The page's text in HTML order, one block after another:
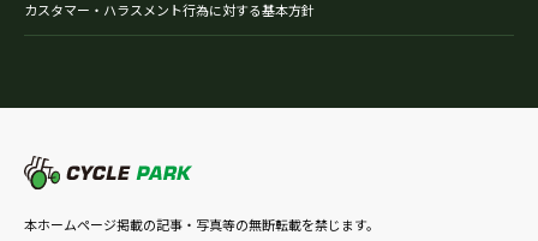
カスタマー・ハラスメント行為に対する基本方針
本ホームページ掲載の記事・写真等の無断転載を禁じます。